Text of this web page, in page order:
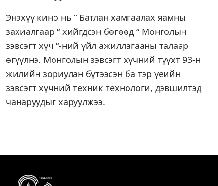
Энэхүү кино нь “ Батлан хамгаалах яамны
захиалгаар “ хийгдсэн бөгөөд “ Монголын
зэвсэгт хүч “-ний үйл ажиллагааны талаар
өгүүлнэ. Монголын зэвсэгт хүчний түүхт 93-н
жилийн зориулан бүтээсэн ба тэр үеийн
зэвсэгт хүчний техник технологи, дэвшилтэд
чанаруудыг харуулжээ.